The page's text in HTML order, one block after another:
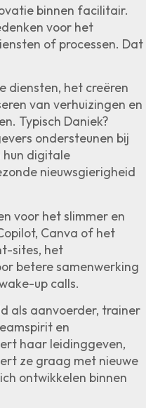
binnen facilitair.
voor het
of processen. Dat
diensten, het creëren
van verhuizingen en
Typisch Daniek?
ondersteunen bij
digitale
nieuwsgierigheid
voor het slimmer en
Canva of het
sites, het
betere samenwerking
up calls.
als aanvoerder, trainer
en
haar leidinggeven,
ze graag met nieuwe
ontwikkelen binnen